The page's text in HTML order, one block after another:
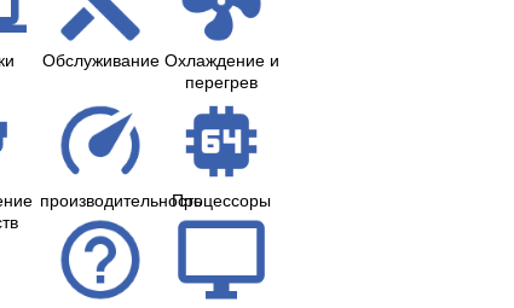
Обслуживание Охлаждение и
перегрев
производительностьПроцессоры